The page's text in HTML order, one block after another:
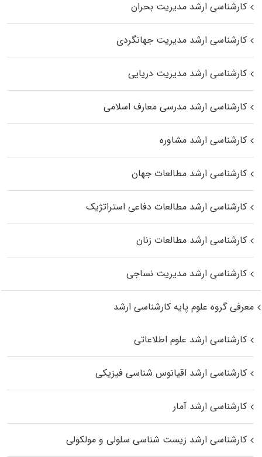
کارشناسی ارشد مدیریت بحران
کارشناسی ارشد مدیریت جهانگردی
کارشناسی ارشد مدیریت دریایی
کارشناسی ارشد مدرسی معارف اسلامی
کارشناسی ارشد مشاوره
کارشناسی ارشد مطالعات جهان
کارشناسی ارشد مطالعات دفاعی استراتژیک
کارشناسی ارشد مطالعات زنان
کارشناسی ارشد مدیریت نساجی
معرفی گروه علوم پایه کارشناسی ارشد
کارشناسی ارشد علوم اطلاعاتی
کارشناسی ارشد اقیانوس‌ شناسی فیزیکی
کارشناسی ارشد آمار
کارشناسی ارشد زیست شناسی سلولی و مولکولی